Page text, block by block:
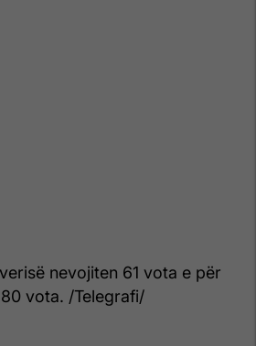
nevojiten 61 vota e për
vota. /Telegrafi/